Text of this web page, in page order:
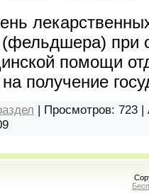
при
помощи
получение
| Просмотров: 723|